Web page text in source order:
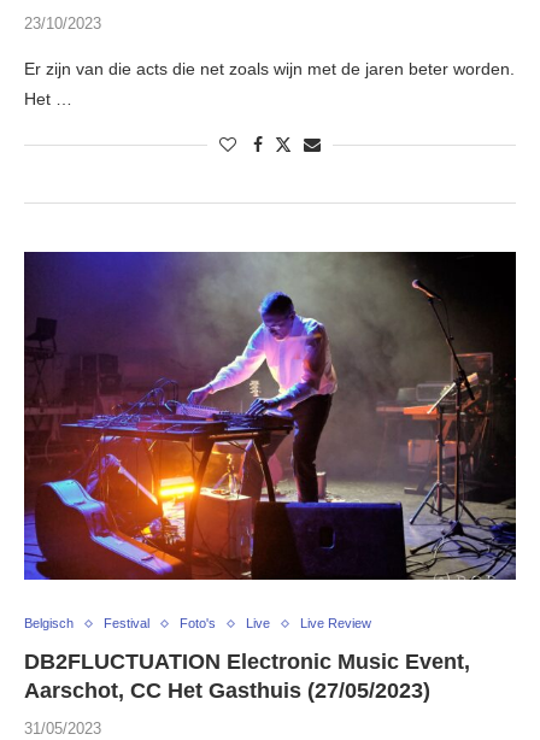
23/10/2023
Er zijn van die acts die net zoals wijn met de jaren beter worden.
Het …
Belgisch Festival Foto's Live Live Review
DB2FLUCTUATION Electronic Music Event,
Aarschot, CC Het Gasthuis (27/05/2023)
31/05/2023